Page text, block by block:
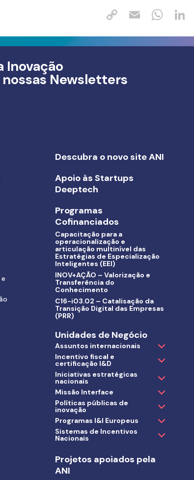
Inovação
nossas Newsletters
Descubra o novo site ANI
Apoio às Startups
Deeptech
Programas
Cofinanciados
Capacitação para a
operacionalização e
articulação multinível das
Estratégias de Especialização
Inteligentes (EEI)
INOV+AÇÃO – Valorização e
Transferência do
Conhecimento
C16-i03.02 – Catalisação da
Transição Digital das Empresas
(PRR)
Unidades de Negócio
Assuntos internacionais
Incentivo fiscal e
certificação I&D
Iniciativas estratégicas
nacionais
Missão Interface
Políticas públicas de
inovação
Programas I&I Europeus
Sistemas de Incentivos
Nacionais
Projetos apoiados pela
ANI